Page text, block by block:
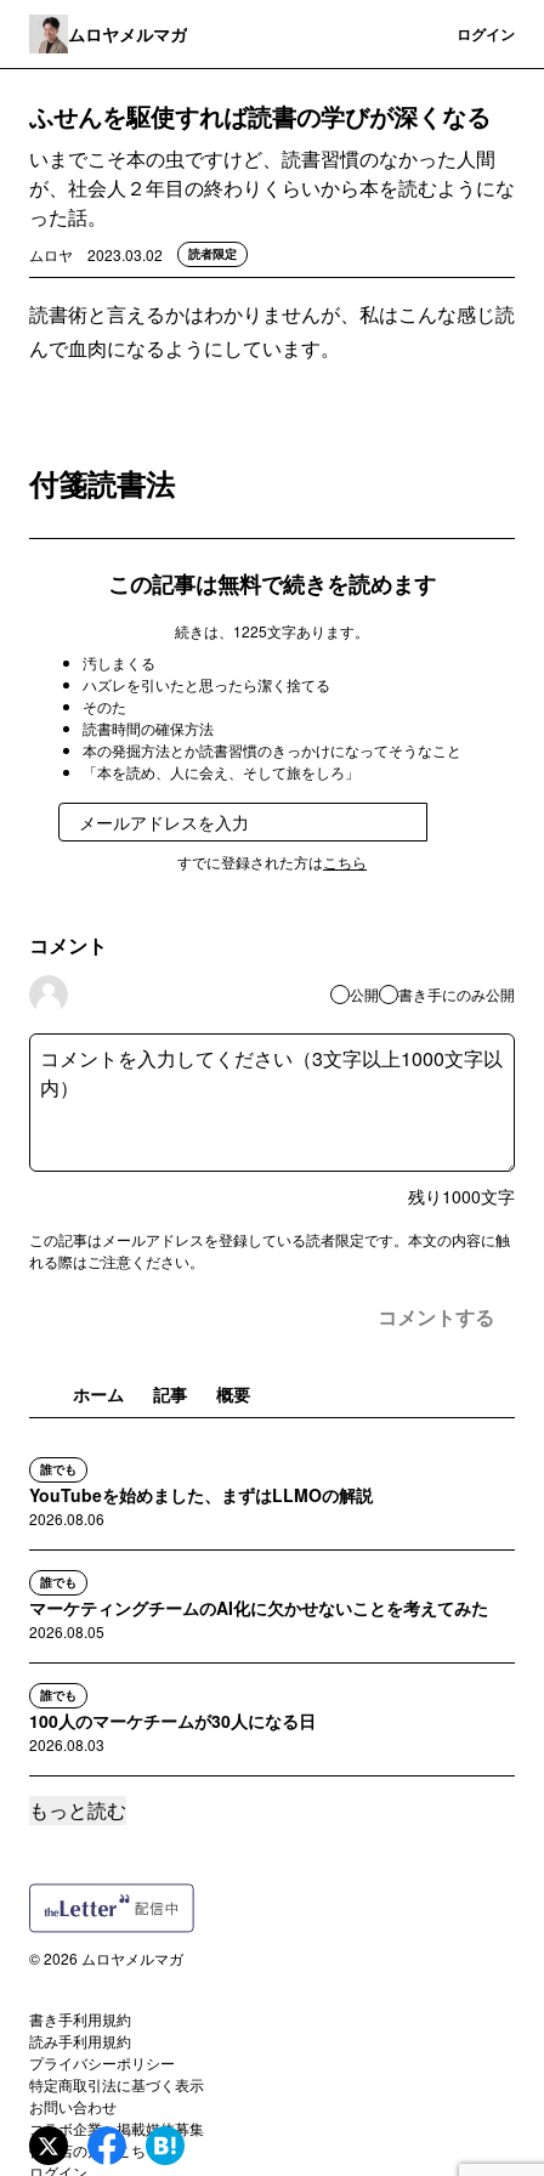
ムロヤメルマガ ログイン
ふせんを駆使すれば読書の学びが深くなる
いまでこそ本の虫ですけど、読書習慣のなかった人間
が、社会人２年目の終わりくらいから本を読むようにな
った話。
ムロヤ 2023.03.02 読者限定
読書術と言えるかはわかりませんが、私はこんな感じ読
んで血肉になるようにしています。
付箋読書法
この記事は無料で続きを読めます
続きは、1225文字あります。
汚しまくる
ハズレを引いたと思ったら潔く捨てる
そのた
読書時間の確保方法
本の発掘方法とか読書習慣のきっかけになってそうなこと
「本を読め、人に会え、そして旅をしろ」
すでに登録された方は こちら
コメント
公開 書き手にのみ公開
残り 1000文字
この記事はメールアドレスを登録している読者限定です。本文の内容に触
れる際はご注意ください。
コメントする
ホーム 記事 概要
誰でも
YouTubeを始めました、まずはLLMOの解説
2026.08.06
誰でも
マーケティングチームのAI化に欠かせないことを考えてみた
2026.08.05
誰でも
100人のマーケチームが30人になる日
2026.08.03
誰でも
読者限定
2026.07.27
誰でも
ポッドキャスト「僕たち光合成」を始めました
2026.07.25
誰でも
もっと読む
© 2026 ムロヤメルマガ
書き手利用規約
読み手利用規約
プライバシーポリシー
特定商取引法に基づく表示
お問い合わせ
コラボ企業・掲載媒体募集
代理店の方はこちら
ログイン